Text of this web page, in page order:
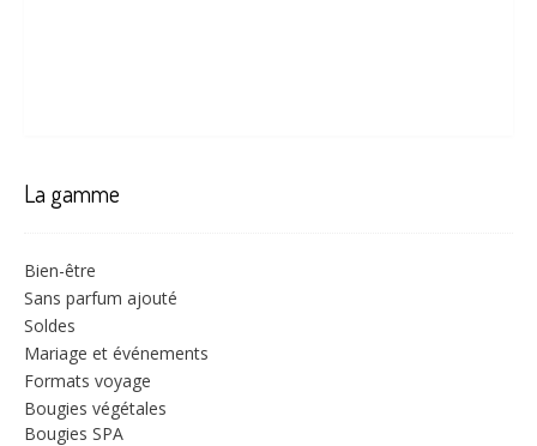
La gamme
Bien-être
Sans parfum ajouté
Soldes
Mariage et événements
Formats voyage
Bougies végétales
Bougies SPA